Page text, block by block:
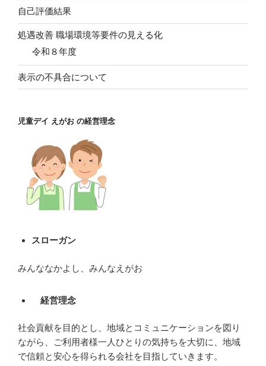
自己評価結果
処遇改善 職場環境等要件の見える化
令和８年度
表示の不具合について
児童デイ えがお の経営理念
スローガン
みんななかよし、みんなえがお
経営理念
社会貢献を目的とし、地域とコミュニケーションを図り
ながら、ご利用者様一人ひとりの気持ちを大切に、地域
で信頼と安心を得られる会社を目指していきます。